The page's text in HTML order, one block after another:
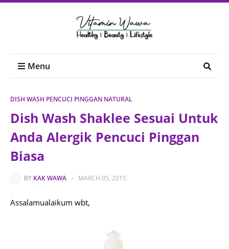
Menu
DISH WASH PENCUCI PINGGAN NATURAL
Dish Wash Shaklee Sesuai Untuk
Anda Alergik Pencuci Pinggan
Biasa
BY KAK WAWA - MARCH 05, 2015
Assalamualaikum wbt,